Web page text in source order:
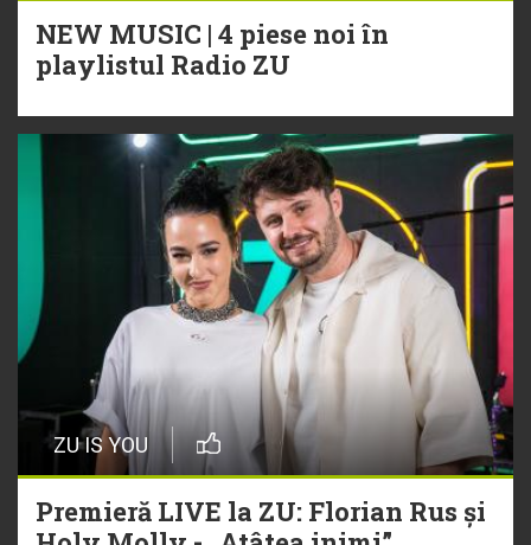
NEW MUSIC | 4 piese noi în
playlistul Radio ZU
ZU IS YOU
Premieră LIVE la ZU: Florian Rus și